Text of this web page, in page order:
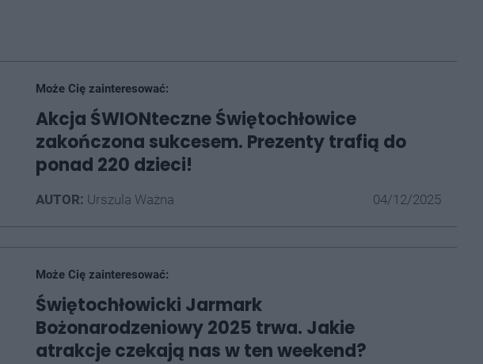
Może Cię zainteresować:
Akcja ŚWIONteczne Świętochłowice
zakończona sukcesem. Prezenty trafią do
ponad 220 dzieci!
AUTOR: Urszula Ważna 04/12/2025
Może Cię zainteresować:
Świętochłowicki Jarmark
Bożonarodzeniowy 2025 trwa. Jakie
atrakcje czekają nas w ten weekend?